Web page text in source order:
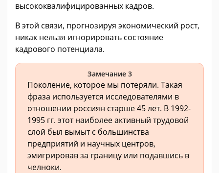
высококвалифицированных кадров.
В этой связи, прогнозируя экономический рост,
никак нельзя игнорировать состояние
кадрового потенциала.
Замечание 3
Поколение, которое мы потеряли. Такая
фраза используется исследователями в
отношении россиян старше 45 лет. В 1992-
1995 гг. этот наиболее активный трудовой
слой был вымыт с большинства
предприятий и научных центров,
эмигрировав за границу или подавшись в
челноки.